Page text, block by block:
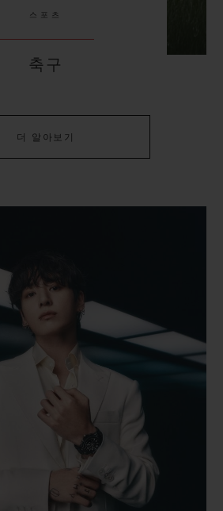
스포츠
축구
더 알아보기